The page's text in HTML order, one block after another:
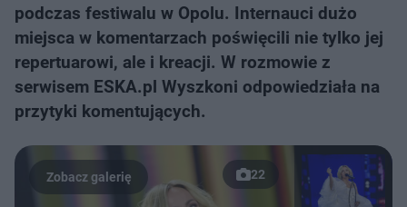
podczas festiwalu w Opolu. Internauci dużo
miejsca w komentarzach poświęcili nie tylko jej
repertuarowi, ale i kreacji. W rozmowie z
serwisem ESKA.pl Wyszkoni odpowiedziała na
przytyki komentujących.
22